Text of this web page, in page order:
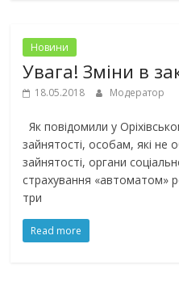
Новини
Увага! Зміни в
18.05.2018 Модератор
Як повідомили у
зайнятості, особам, які не
зайнятості, органи
страхування «автоматом»
три
Read more